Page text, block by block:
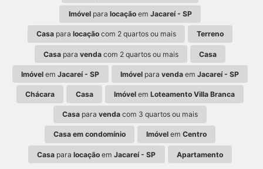
Imóvelpara locaçãoem Jacareí - SP
Casapara locaçãocom 2 quartos ou mais Terreno
Casapara vendacom 2 quartos ou mais Casa
Imóvel emJacareí - SP Imóvelpara vendaem Jacareí - SP
Chácara Casa Imóvelem Loteamento Villa Branca
Casa para venda com 3 quartos ou mais
Casa em condomínio Imóvel emCentro
Casa paralocação emJacareí - SP Apartamento